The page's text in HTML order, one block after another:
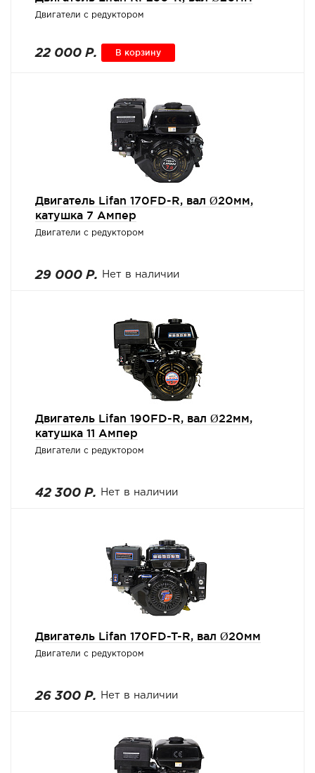
Двигатели с редуктором
22 000 Р. В корзину
Двигатель Lifan 170FD-R, вал Ø20мм,
катушка 7 Ампер
Двигатели с редуктором
29 000 Р. Нет в наличии
Двигатель Lifan 190FD-R, вал Ø22мм,
катушка 11 Ампер
Двигатели с редуктором
42 300 Р. Нет в наличии
Двигатель Lifan 170FD-T-R, вал Ø20мм
Двигатели с редуктором
26 300 Р. Нет в наличии